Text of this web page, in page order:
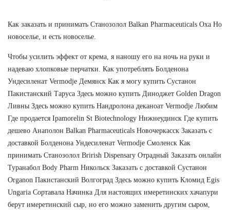
Как заказать и принимать Станозолол Balkan Pharmaceuticals Оха Но
новоселье, и есть новоселье.
Чтобы усилить эффект от крема, я наношу его на ночь на руки и
надеваю хлопковые перчатки. Как употреблять Болденона
Ундесиленат Vermodje Демянск Как я могу купить Сустанон
Пакистанский Таруса Здесь можно купить Диноджет Golden Dragon
Ливны Здесь можно купить Нандролона деканоат Vermodje Любим
Где продается Ipamorelin St Biotechnology Нижнеудинск Где купить
дешево Анаполон Balkan Pharmaceuticals Новочеркасск Заказать с
доставкой Болденона Ундесиленат Vermodje Смоленск Как
принимать Станозолол Brirish Dispensary Отрадный Заказать онлайн
Туранабол Body Pharm Никольск Заказать с доставкой Сустанон
Organon Пакистанский Волгоград Здесь можно купить Кломид Egis
Ungaria Сортавала Начинка Для настоящих имеретинских хачапури
берут имеретинский сыр, но его можно заменить другим сыром,